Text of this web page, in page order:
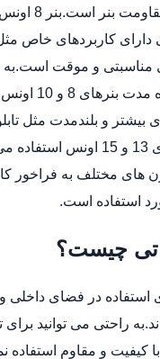
عوامل تأثیرگذار
دارای کاربردهای خاص
مناسبتی و موقت
‏برای کاربردهای
بیشتر و بلندمدت مثل
‏فروشگاه ها از بنرهای 13 و 15
های مختلف به فراخور
استفاده است.
چیست؟
استفاده در فضای
راحتی می توانید برای
کیفیت و مقاوم استفاده